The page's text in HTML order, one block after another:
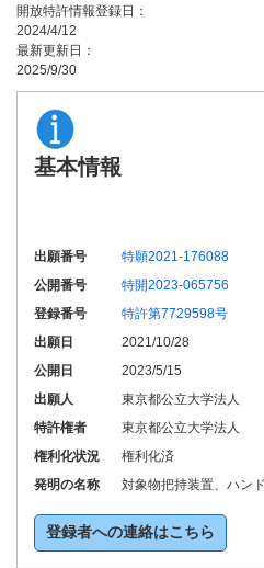
開放特許情報登録日：
2024/4/12
最新更新日：
2025/9/30
基本情報
出願番号
特願2021-176088
公開番号
特開2023-065756
登録番号
特許第7729598号
出願日
2021/10/28
公開日
2023/5/15
出願人
東京都公立大学法人
特許権者
東京都公立大学法人
権利化状況
権利化済
発明の名称
対象物把持装置、ハン
登録者への連絡はこちら